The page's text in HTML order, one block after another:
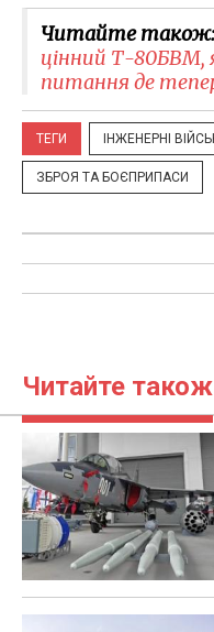
Читайте
цінний Т-80БВМ,
питання де
ТЕГИ ІНЖЕНЕРНІ
ЗБРОЯ ТА БОЄПРИПАСИ
Читайте також